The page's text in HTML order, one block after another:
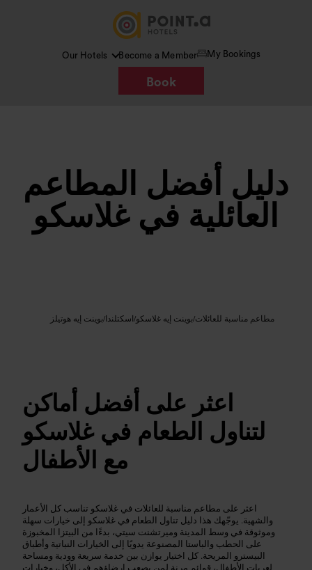
Our Hotels Become a Member My Bookings
Book
دليل أفضل المطاعم
العائلية في غلاسكو
بوينت إيه هوتيلز/اسكتلندا/بوينت إيه غلاسكو/مطاعم مناسبة للعائلات
اعثر على أفضل أماكن
لتناول الطعام في غلاسكو
مع الأطفال
اعثر على مطاعم مناسبة للعائلات في غلاسكو تناسب كل الأعمار
والشهية. يوجّهك هذا دليل تناول الطعام في غلاسكو إلى خيارات سهلة
وموثوقة في وسط المدينة وميرتشنت سيتي، بدءًا من البيتزا المخبوزة
على الحطب والباستا المصنوعة يدويًا إلى الخيارات النباتية وأطباق
البيسترو المريحة. كل اختيار يوازن بين خدمة سريعة وودية ومساحة
لعربات الأطفال، قوائم مرنة لمن يصعب إرضاؤهم في الأكل، وخيارات